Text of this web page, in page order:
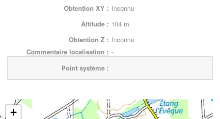
Obtention XY : Inconnu
Altitude : 104 m
Obtention Z : Inconnu
Commentaire localisation : -
Point système :
+